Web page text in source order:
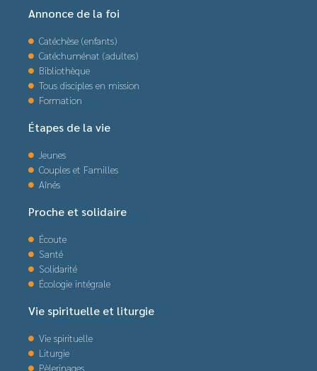
Annonce de la foi
Catéchèse (enfants)
Catéchuménat (adultes)
Bibliothèque
Tous disciples en mission
Formation
Étapes de la vie
Jeunes
Couples et Familles
Aînés
Proche et solidaire
Écoute
Santé
Solidarité
Écologie intégrale
Vie spirituelle et liturgie
Vie spirituelle
Liturgie
Pèlerinages